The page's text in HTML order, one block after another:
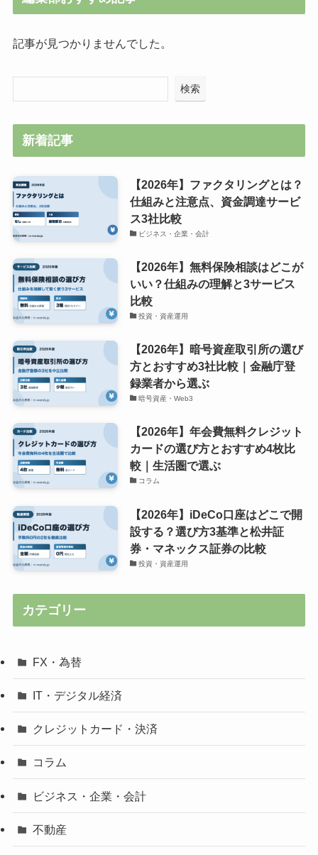
記事が見つかりませんでした。
検索
新着記事
【2026年】ファクタリングとは？
仕組みと注意点、資金調達サービ
ス3社比較
ビジネス・企業・会計
【2026年】無料保険相談はどこが
いい？仕組みの理解と3サービス
比較
投資・資産運用
【2026年】暗号資産取引所の選び
方とおすすめ3社比較｜金融庁登
録業者から選ぶ
暗号資産・Web3
【2026年】年会費無料クレジット
カードの選び方とおすすめ4枚比
較｜生活圏で選ぶ
コラム
【2026年】iDeCo口座はどこで開
設する？選び方3基準と松井証
券・マネックス証券の比較
投資・資産運用
カテゴリー
FX・為替
IT・デジタル経済
クレジットカード・決済
コラム
ビジネス・企業・会計
不動産